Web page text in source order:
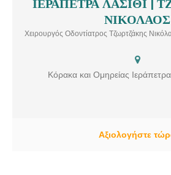
Χειρουργός Οδοντίατρος Ιεράπετρα
Υπηρεσίες: Χειρουργός Οδοντίατρος,
Οδοντιατρική Εφαρμογές Laser
ΙΕΡΑΠΕΤΡΑ ΛΑΣΙΘΙ |
ΝΙΚΟΛΑΟΣ
Κόρακα και Ομηρείας
Αξιολογήστε